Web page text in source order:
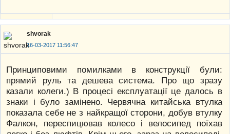
shvorak
16-03-2017 11:56:47
Принциповими помилками в конструкції були:
прямий руль та дешева система. Про що зразу
казали колеги.) В процесі експлуатації це далось в
знаки і було замінено. Червячна китайська втулка
показала себе не з найкращої сторони, добув втулку
Фалкон, переспицював колесо і велосипед поїхав